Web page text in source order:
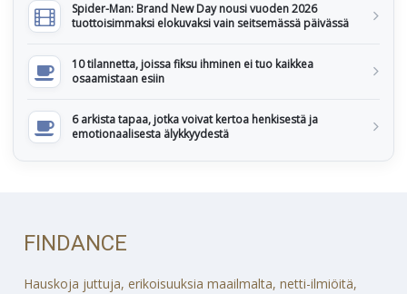
Spider-Man: Brand New Day nousi vuoden 2026
tuottoisimmaksi elokuvaksi vain seitsemässä päivässä
10 tilannetta, joissa fiksu ihminen ei tuo kaikkea
osaamistaan esiin
6 arkista tapaa, jotka voivat kertoa henkisestä ja
emotionaalisesta älykkyydestä
FINDANCE
Hauskoja juttuja, erikoisuuksia maailmalta, netti-ilmiöitä,